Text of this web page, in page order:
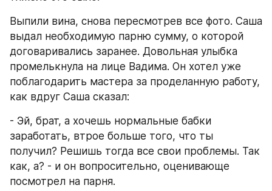
Выпили вина, снова пересмотрев все фото. Саша
выдал необходимую парню сумму, о которой
договаривались заранее. Довольная улыбка
промелькнула на лице Вадима. Он хотел уже
поблагодарить мастера за проделанную работу,
как вдруг Саша сказал:
- Эй, брат, а хочешь нормальные бабки
заработать, втрое больше того, что ты
получил? Решишь тогда все свои проблемы. Так
как, а? - и он вопросительно, оценивающе
посмотрел на парня.